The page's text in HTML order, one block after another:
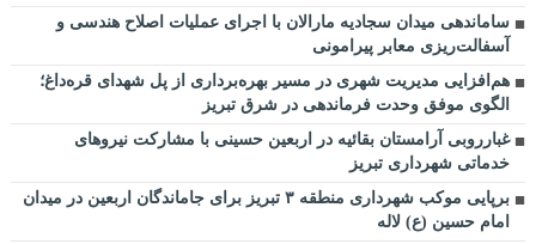
ساماندهی میدان سجادیه مارالان با اجرای عملیات اصلاح هندسی و
آسفالت‌ریزی معابر پیرامونی
هم‌افزایی مدیریت شهری در مسیر بهره‌برداری از پل شهدای قره‌داغ؛
الگوی موفق وحدت فرماندهی در شرق تبریز
غبارروبی آرامستان بقائیه در اربعین حسینی با مشارکت نیروهای
خدماتی شهرداری تبریز
برپایی موکب شهرداری منطقه ۳ تبریز برای جاماندگان اربعین در میدان
امام حسین (ع) لاله